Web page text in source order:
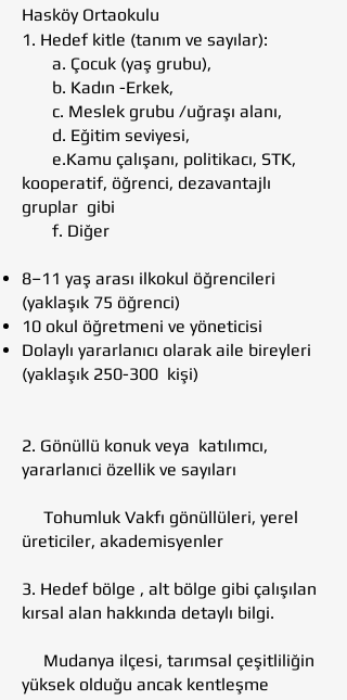
Hasköy Ortaokulu
1. Hedef kitle (tanım ve sayılar):
a. Çocuk (yaş grubu),
b. Kadın -Erkek,
c. Meslek grubu /uğraşı alanı,
d. Eğitim seviyesi,
e.Kamu çalışanı, politikacı, STK,
kooperatif, öğrenci, dezavantajlı
gruplar gibi
f. Diğer
8–11 yaş arası ilkokul öğrencileri
(yaklaşık 75 öğrenci)
10 okul öğretmeni ve yöneticisi
Dolaylı yararlanıcı olarak aile bireyleri
(yaklaşık 250-300 kişi)
2. Gönüllü konuk veya katılımcı,
yararlanıci özellik ve sayıları
Tohumluk Vakfı gönüllüleri, yerel
üreticiler, akademisyenler
3. Hedef bölge , alt bölge gibi çalışılan
kırsal alan hakkında detaylı bilgi.
Mudanya ilçesi, tarımsal çeşitliliğin
yüksek olduğu ancak kentleşme